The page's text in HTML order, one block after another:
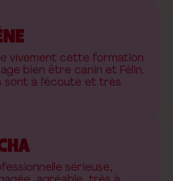
vivement cette formation
bien être canin et Félin.
sont à l'écoute et très
sérieuse,